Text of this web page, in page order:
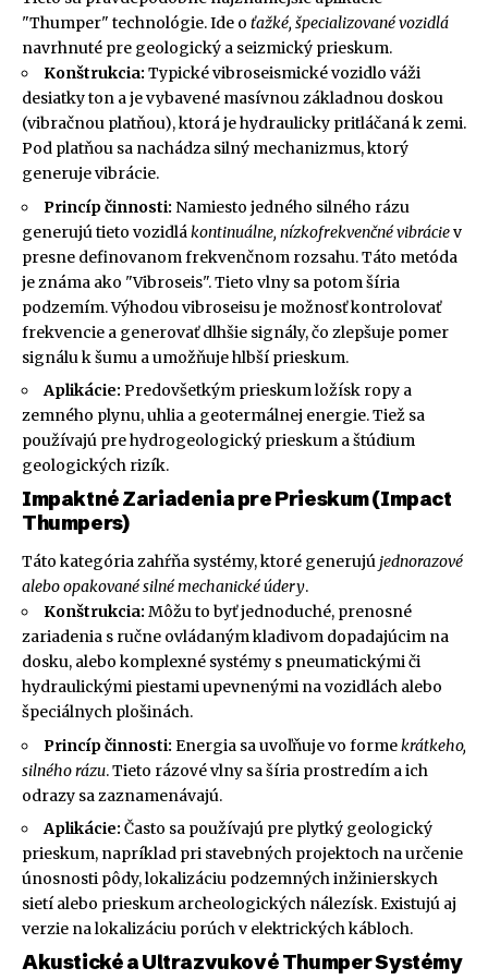
"Thumper" technológie. Ide o ťažké, špecializované vozidlá
navrhnuté pre geologický a seizmický prieskum.
Konštrukcia: Typické vibroseismické vozidlo váži
desiatky ton a je vybavené masívnou základnou doskou
(vibračnou platňou), ktorá je hydraulicky pritláčaná k zemi.
Pod platňou sa nachádza silný mechanizmus, ktorý
generuje vibrácie.
Princíp činnosti: Namiesto jedného silného rázu
generujú tieto vozidlákontinuálne, nízkofrekvenčné vibráciev
presne definovanom frekvenčnom rozsahu. Táto metóda
je známa ako "Vibroseis". Tieto vlny sa potom šíria
podzemím. Výhodou vibroseisu je možnosť kontrolovať
frekvencie a generovať dlhšie signály, čo zlepšuje pomer
signálu k šumu a umožňuje hlbší prieskum.
Aplikácie: Predovšetkým prieskum ložísk ropy a
zemného plynu, uhlia a geotermálnej energie. Tiež sa
používajú pre hydrogeologický prieskum a štúdium
geologických rizík.
Impaktné Zariadenia pre Prieskum (Impact
Thumpers)
Táto kategória zahŕňa systémy, ktoré generujú jednorazové
alebo opakované silné mechanické údery.
Konštrukcia: Môžu to byť jednoduché, prenosné
zariadenia s ručne ovládaným kladivom dopadajúcim na
dosku, alebo komplexné systémy s pneumatickými či
hydraulickými piestami upevnenými na vozidlách alebo
špeciálnych plošinách.
Princíp činnosti: Energia sa uvoľňuje vo formekrátkeho,
silného rázu. Tieto rázové vlny sa šíria prostredím a ich
odrazy sa zaznamenávajú.
Aplikácie: Často sa používajú pre plytký geologický
prieskum, napríklad pri stavebných projektoch na určenie
únosnosti pôdy, lokalizáciu podzemných inžinierskych
sietí alebo prieskum archeologických nálezísk. Existujú aj
verzie na lokalizáciu porúch v elektrických kábloch.
Akustické a Ultrazvukové Thumper Systémy